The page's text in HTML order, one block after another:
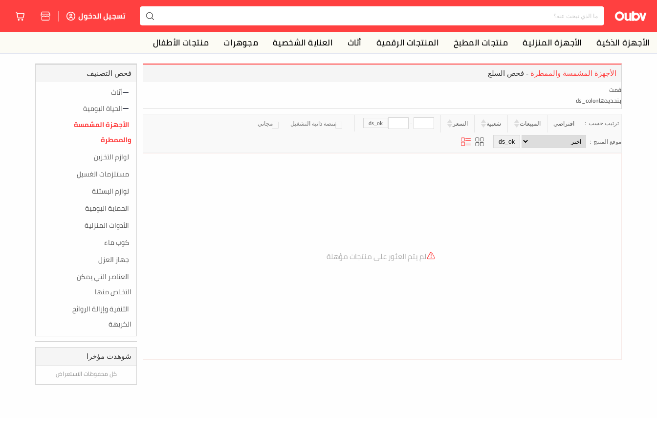
تسجيل الدخول
الأجهزة الذكية الأجهزة المنزلية منتجات المطبخ المنتجات الرقمية أثاث العناية الشخصية مجوهرات منتجات الأطفال
فحص التصنيف
أثاث
الحياة اليومية
الأجهزة المشمسة
والممطرة
لوازم التخزين
مستلزمات الغسيل
لوازم البستنة
الحماية اليومية
الأدوات المنزلية
كوب ماء
جهاز العزل
العناصر التي يمكن
التخلص منها
التنقية وإزالة الروائح
الكريهة
شوهدت مؤخرا
كل محفوظات الاستعراض
الأجهزة المشمسة والممطرة - فحص السلع
قمت
بتحديدهاds_colon
ترتيب حسب： افتراضي المبيعات شعبية السعر -
ds_ok منصة ذاتية التشغيل مجاني
موقع المنتج：
لم يتم العثور على منتجات مؤهلة